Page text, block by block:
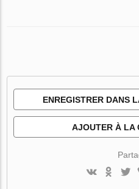
ENREGISTRER DANS
AJOUTER À LA